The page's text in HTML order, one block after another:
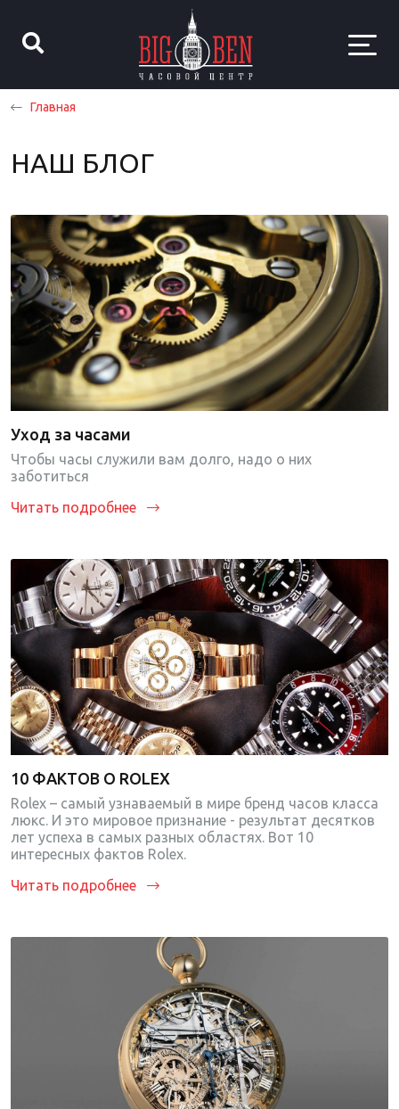
Главная
НАШ БЛОГ
Уход за часами
Чтобы часы служили вам долго, надо о них
заботиться
Читать подробнее
10 ФАКТОВ О ROLEX
Rolex – самый узнаваемый в мире бренд часов класса
люкс. И это мировое признание - результат десятков
лет успеха в самых разных областях. Вот 10
интересных фактов Rolex.
Читать подробнее